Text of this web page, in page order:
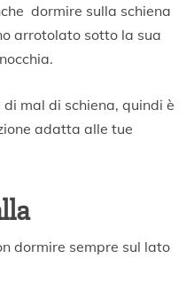
dormire sulla schiena
arrotolato sotto la sua
mal di schiena, quindi è
adatta alle tue
dormire sempre sul lato